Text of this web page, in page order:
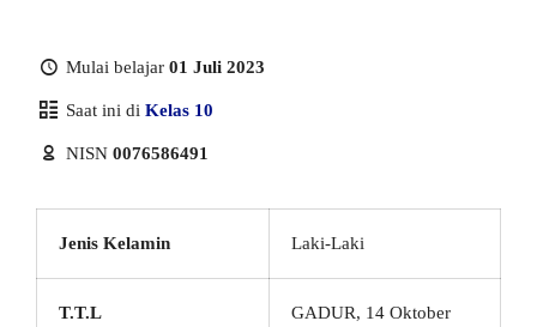
Mulai belajar 01 Juli 2023
Saat ini di Kelas 10
NISN 0076586491
Jenis Kelamin Laki-Laki
T.T.L
GADUR, 14 Oktober